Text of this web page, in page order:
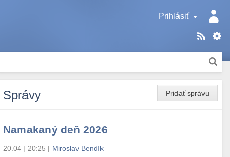
Prihlásiť
Pridať správu
Správy
Namakaný deň 2026
20.04 | 20:25 | Miroslav Bendík